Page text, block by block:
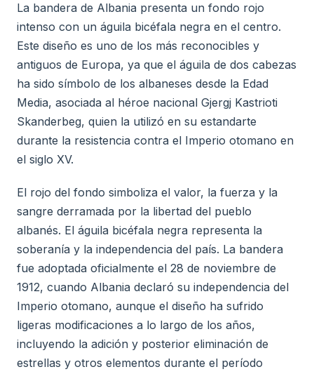
La bandera de Albania presenta un fondo rojo
intenso con un águila bicéfala negra en el centro.
Este diseño es uno de los más reconocibles y
antiguos de Europa, ya que el águila de dos cabezas
ha sido símbolo de los albaneses desde la Edad
Media, asociada al héroe nacional Gjergj Kastrioti
Skanderbeg, quien la utilizó en su estandarte
durante la resistencia contra el Imperio otomano en
el siglo XV.
El rojo del fondo simboliza el valor, la fuerza y la
sangre derramada por la libertad del pueblo
albanés. El águila bicéfala negra representa la
soberanía y la independencia del país. La bandera
fue adoptada oficialmente el 28 de noviembre de
1912, cuando Albania declaró su independencia del
Imperio otomano, aunque el diseño ha sufrido
ligeras modificaciones a lo largo de los años,
incluyendo la adición y posterior eliminación de
estrellas y otros elementos durante el período